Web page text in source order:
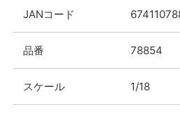
JANコード
品番 78854
スケール 1/18